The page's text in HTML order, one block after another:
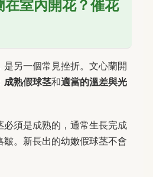
在室內開花？催花
另一個常見挫折。文心蘭開
成熟假球茎和適當的溫差與光
必須是成熟的，通常生長完成
。新長出的幼嫩假球茎不會